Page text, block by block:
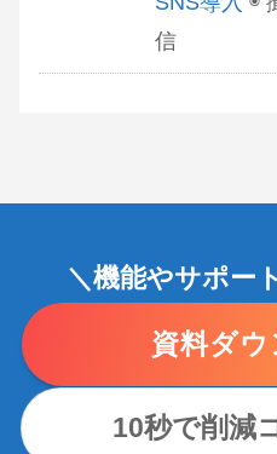
信
＼機能やサポー
資料ダウ
10秒で削減